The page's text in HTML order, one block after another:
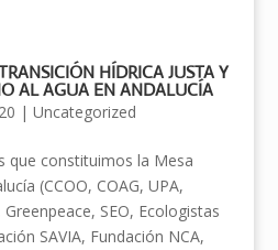
HÍDRICA JUSTA Y
AL AGUA EN ANDALUCÍA
| Uncategorized
que constituimos la Mesa
(CCOO, COAG, UPA,
Greenpeace, SEO, Ecologistas
SAVIA, Fundación NCA,